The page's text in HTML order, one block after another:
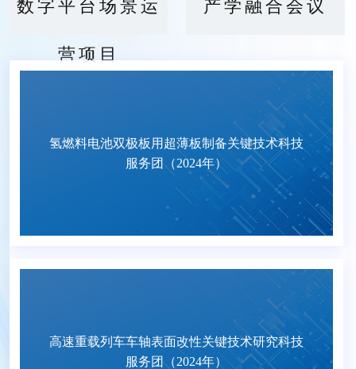
数字平台场景运
营项目
产学融合会议
氢燃料电池双极板用超薄板制备关键技术科技
服务团（2024年）
高速重载列车车轴表面改性关键技术研究科技
服务团（2024年）